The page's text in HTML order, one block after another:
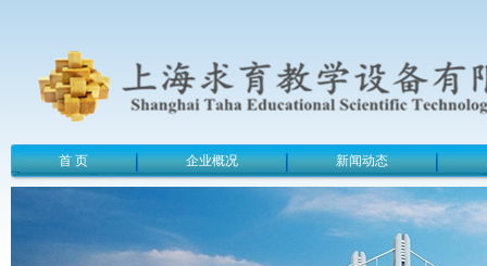
首 页 企业概况 新闻动态